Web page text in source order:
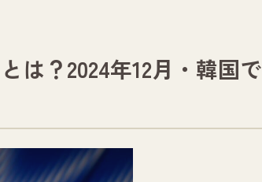
は？2024年12月・韓国で